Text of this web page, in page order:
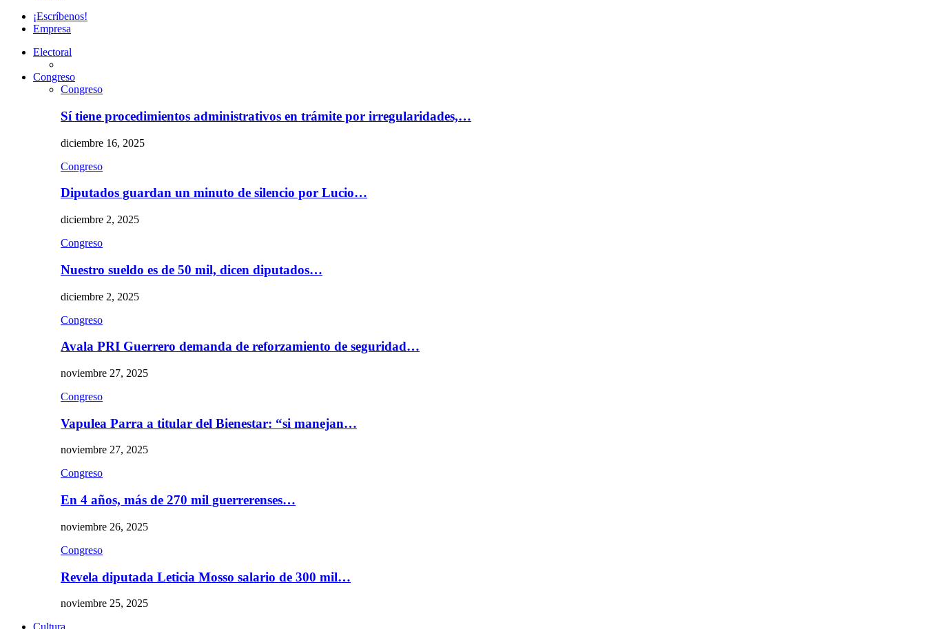
¡Escríbenos!
Empresa
Electoral
Congreso
Congreso
Sí tiene procedimientos administrativos en trámite por irregularidades,…
diciembre 16, 2025
Congreso
Diputados guardan un minuto de silencio por Lucio…
diciembre 2, 2025
Congreso
Nuestro sueldo es de 50 mil, dicen diputados…
diciembre 2, 2025
Congreso
Avala PRI Guerrero demanda de reforzamiento de seguridad…
noviembre 27, 2025
Congreso
Vapulea Parra a titular del Bienestar: “si manejan…
noviembre 27, 2025
Congreso
En 4 años, más de 270 mil guerrerenses…
noviembre 26, 2025
Congreso
Revela diputada Leticia Mosso salario de 300 mil…
noviembre 25, 2025